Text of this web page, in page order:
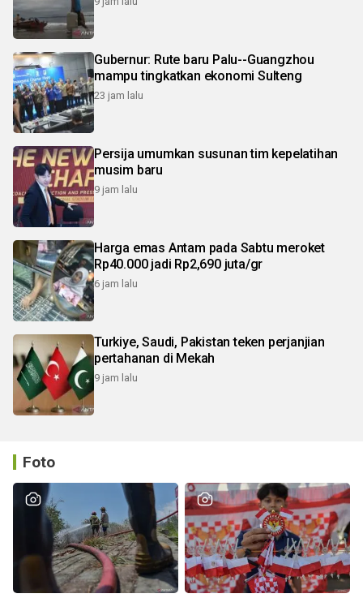
Gubernur: Rute baru Palu--Guangzhou
mampu tingkatkan ekonomi Sulteng
23 jam lalu
Persija umumkan susunan tim kepelatihan
musim baru
9 jam lalu
Harga emas Antam pada Sabtu meroket
Rp40.000 jadi Rp2,690 juta/gr
6 jam lalu
Turkiye, Saudi, Pakistan teken perjanjian
pertahanan di Mekah
9 jam lalu
Foto